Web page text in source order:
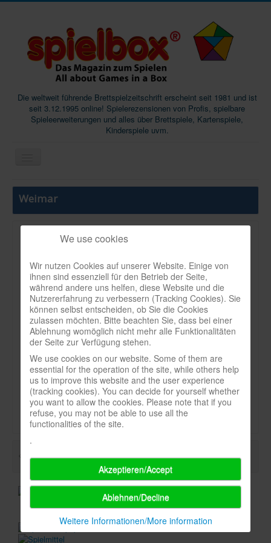
Die weltweit führende Brettspielzeitschrift erscheint seit 1981 und ist
seit 3.12.1995 online! Spielerezensionen von Profis, spielbare
Spieleerweiterungen und alles über Brettspiele, Kartenspiele,
Kinderspiele uvm.
Start
Abos/Subscriptions
SpieleMag
Infos
Shop
Download spielbox Special 2025
Spieledatenbank
Premium login
Neuheiten-New Games
Preise-Awards
Branchen-/Wirtschaftsnews
Crowdfunding
Veranstaltungen-Events
Weimar
VerlBeschThema:
Heft:
1_97
Seite:
50
Art:
Titel
Durchschnittsnote-spielbox:
We use cookies
Wir nutzen Cookies auf unserer Website. Einige von
ihnen sind essenziell für den Betrieb der Seite,
während andere uns helfen, diese Website und die
Nutzererfahrung zu verbessern (Tracking Cookies). Sie
können selbst entscheiden, ob Sie die Cookies
zulassen möchten. Bitte beachten Sie, dass bei einer
Ablehnung womöglich nicht mehr alle Funktionalitäten
der Seite zur Verfügung stehen.
We use cookies on our website. Some of them are
essential for the operation of the site, while others help
us to improve this website and the user experience
(tracking cookies). You can decide for yourself whether
you want to allow the cookies. Please note that if you
refuse, you may not be able to use all the
functionalities of the site.
.
Akzeptieren/Accept
Ablehnen/Decline
Weitere Informationen/More information